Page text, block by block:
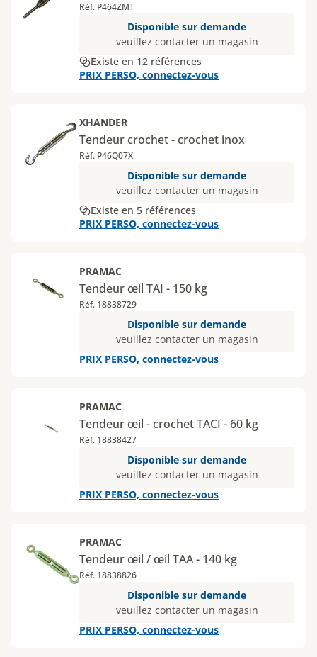
Réf. P464ZMT
Disponible sur demande
veuillez contacter un magasin
Existe en 12 références
PRIX PERSO, connectez-vous
XHANDER
Tendeur crochet - crochet inox
Réf. P46Q07X
Disponible sur demande
veuillez contacter un magasin
Existe en 5 références
PRIX PERSO, connectez-vous
PRAMAC
Tendeur œil TAI - 150 kg
Réf. 18838729
Disponible sur demande
veuillez contacter un magasin
PRIX PERSO, connectez-vous
PRAMAC
Tendeur œil - crochet TACI - 60 kg
Réf. 18838427
Disponible sur demande
veuillez contacter un magasin
PRIX PERSO, connectez-vous
PRAMAC
Tendeur œil / œil TAA - 140 kg
Réf. 18838826
Disponible sur demande
veuillez contacter un magasin
PRIX PERSO, connectez-vous